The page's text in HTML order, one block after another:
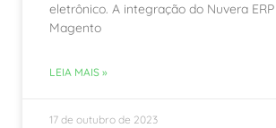
eletrônico. A integração do Nuvera
Magento
LEIA MAIS »
17 de outubro de 2023